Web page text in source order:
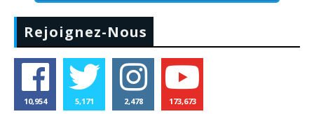
Rejoignez-Nous
10,954 5,171 2,478 173,673